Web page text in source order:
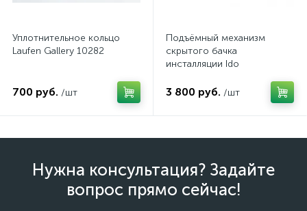
Уплотнительное кольцо
Laufen Gallery 10282
700 руб. /шт
Подъёмный механизм
скрытого бачка
инсталляции Ido
3 800 руб. /шт
Нужна консультация? Задайте
вопрос прямо сейчас!